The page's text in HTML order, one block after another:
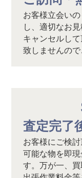
お客様立会い
し、適切なお
キャンセルし
致しませんので
査定完了
お客様にご検
可能な物を即
す。万が一、